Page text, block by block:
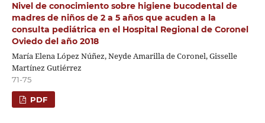
Nivel de conocimiento sobre higiene bucodental de
madres de niños de 2 a 5 años que acuden a la
consulta pediátrica en el Hospital Regional de Coronel
Oviedo del año 2018
María Elena López Núñez, Neyde Amarilla de Coronel, Gisselle
Martínez Gutiérrez
71-75
PDF